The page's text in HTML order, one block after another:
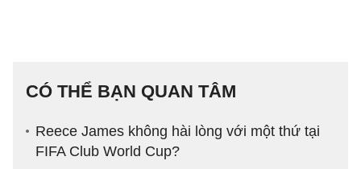
CÓ THỂ BẠN QUAN TÂM
Reece James không hài lòng với một thứ tại
FIFA Club World Cup?